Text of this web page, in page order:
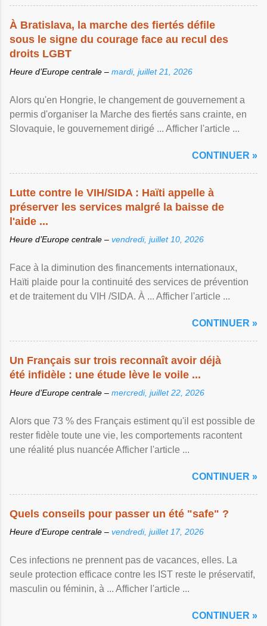
À Bratislava, la marche des fiertés défile
sous le signe du courage face au recul des
droits LGBT
Heure d’Europe centrale – mardi, juillet 21, 2026
Alors qu'en Hongrie, le changement de gouvernement a
permis d'organiser la Marche des fiertés sans crainte, en
Slovaquie, le gouvernement dirigé ... Afficher l'article ...
CONTINUER »
Lutte contre le VIH/SIDA : Haïti appelle à
préserver les services malgré la baisse de
l'aide ...
Heure d’Europe centrale – vendredi, juillet 10, 2026
Face à la diminution des financements internationaux,
Haïti plaide pour la continuité des services de prévention
et de traitement du VIH /SIDA. À ... Afficher l'article ...
CONTINUER »
Un Français sur trois reconnaît avoir déjà
été infidèle : une étude lève le voile ...
Heure d’Europe centrale – mercredi, juillet 22, 2026
Alors que 73 % des Français estiment qu'il est possible de
rester fidèle toute une vie, les comportements racontent
une réalité plus nuancée Afficher l'article ...
CONTINUER »
Quels conseils pour passer un été "safe" ?
Heure d’Europe centrale – vendredi, juillet 17, 2026
Ces infections ne prennent pas de vacances, elles. La
seule protection efficace contre les IST reste le préservatif,
masculin ou féminin, à ... Afficher l'article ...
CONTINUER »